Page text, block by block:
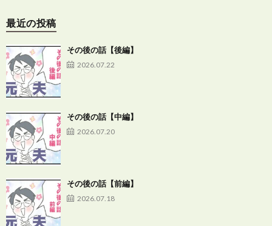
最近の投稿
その後の話【後編】
2026.07.22
その後の話【中編】
2026.07.20
その後の話【前編】
2026.07.18